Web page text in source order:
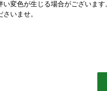
変色が生じる場合がございま
いませ。